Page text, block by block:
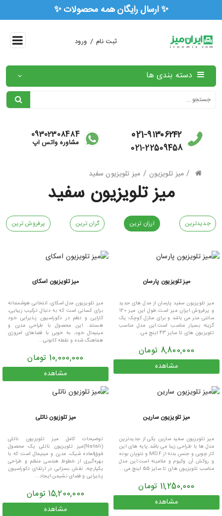
ثبت نام / ورود
دسته بندی ها
021-۹۱۳۰۶۲۴۲
021-22509458
09302308484
مشاوره واتس آپ
/ میز تلویزیون / میز تلویزیون سفید
میز تلویزیون سفید
جدیدترین ارزان ترین گران ترین پرفروش ترین
میز تلویزیون پارسان
میز تلویزیون سفید پارسان از مدل های جدید
و پرفروش ایران میز است.طول این میز 120
سانتی متر می باشد و برای منازل کوچک یک
گزینه بسیار مناسب است.این مدل مناسب
تلویزیون های تا سایز 43 اینچ می...
8,800,000 تومان
مشاهده
میز تلویزیون اسکای
میز تلویزیون مدل اسکای، انتخابی هوشمندانه
برای کسانی است که به دنبال ترکیب زیبایی،
کارایی و نظم در دکوراسیون پذیرایی خود
هستند. این محصول با طراحی مدرن و
مینیمال خود، به خوبی با فضاهای امروزی
هماهنگ شده و نقطه کانونی...
10,000,000 تومان
مشاهده
میز تلویزیون سارین
میز تلویزیون سفید سارین یکی از جدیدترین
مدل ها با طراحی زیبا می باشد.پایه های این
کار چوبی و جنس بدنه از MDF و نئوپان بوده
و روکش آن وکیوم و ملامینه است.این مدل
مناسب تلویزیون های تا سایز 55 اینچ می...
11,250,000 تومان
مشاهده
میز تلوزیون ناتلی
توضیحات کامل میز تلویزیون ناتلی
(Natali)میز تلویزیون ناتلی یک محصول
فوق‌العاده شیک، مدرن و مینیمال است که با
بهره‌گیری از خطوط هندسی منظم و طراحی
یکپارچه، نقش بسزایی در ارتقای دکوراسیون
پذیرایی و فضای نشیمن ایجاد...
15,200,000 تومان
مشاهده